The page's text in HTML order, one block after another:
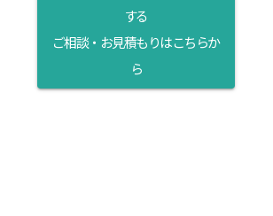
する
ご相談・お見積もりはこちらか
ら